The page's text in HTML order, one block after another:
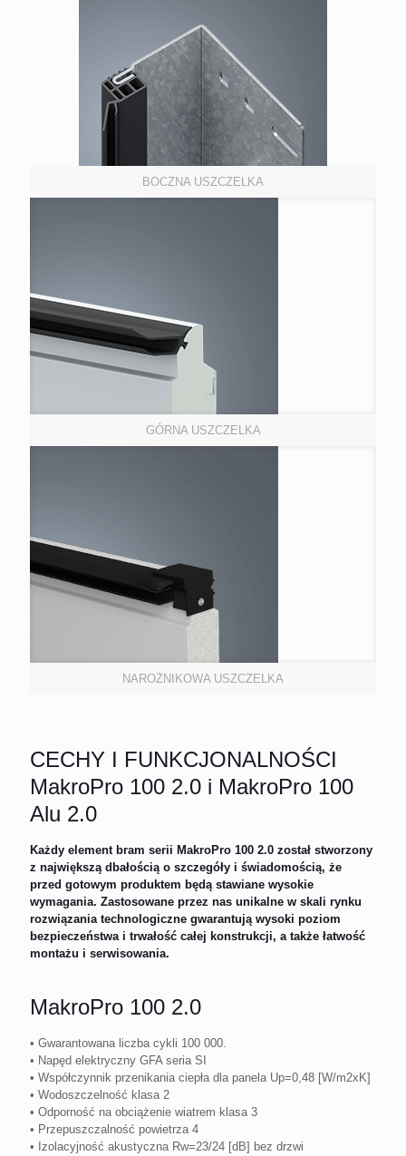
BOCZNA USZCZELKA
GÓRNA USZCZELKA
NAROŻNIKOWA USZCZELKA
CECHY I FUNKCJONALNOŚCI
MakroPro 100 2.0 i MakroPro 100
Alu 2.0
Każdy element bram serii MakroPro 100 2.0 został stworzony
z największą dbałością o szczegóły i świadomością, że
przed gotowym produktem będą stawiane wysokie
wymagania. Zastosowane przez nas unikalne w skali rynku
rozwiązania technologiczne gwarantują wysoki poziom
bezpieczeństwa i trwałość całej konstrukcji, a także łatwość
montażu i serwisowania.
MakroPro 100 2.0
• Gwarantowana liczba cykli 100 000.
• Napęd elektryczny GFA seria SI
• Współczynnik przenikania ciepła dla panela Up=0,48 [W/m2xK]
• Wodoszczelność klasa 2
• Odporność na obciążenie wiatrem klasa 3
• Przepuszczalność powietrza 4
• Izolacyjność akustyczna Rw=23/24 [dB] bez drzwi